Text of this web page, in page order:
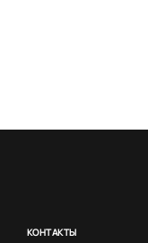
КОНТАКТЫ